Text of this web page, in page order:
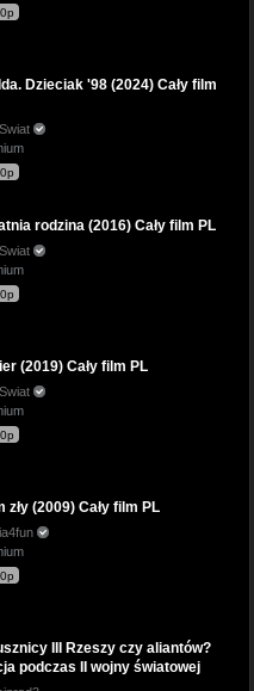
Dzieciak '98 (2024) Cały film
rodzina (2016) Cały film PL
(2019) Cały film PL
zły (2009) Cały film PL
III Rzeszy czy aliantów?
podczas II wojny światowej